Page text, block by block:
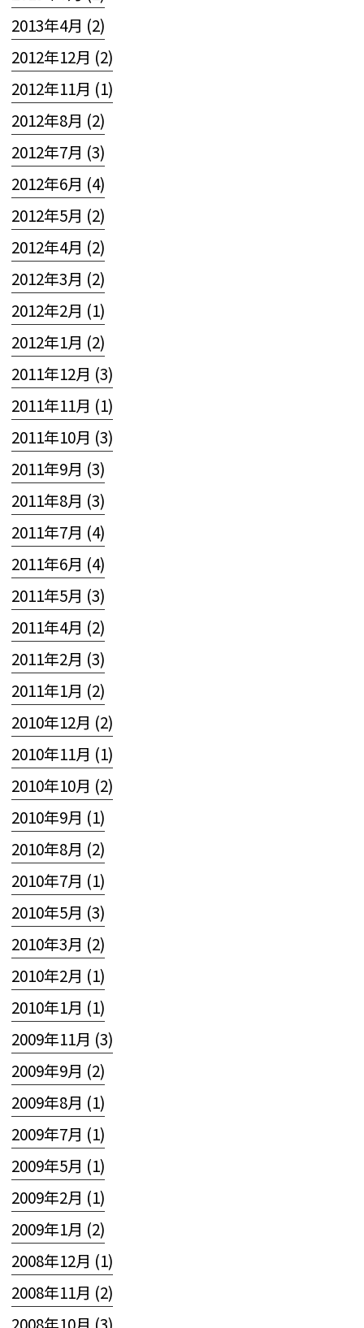
2013年4月 (2)
2012年12月 (2)
2012年11月 (1)
2012年8月 (2)
2012年7月 (3)
2012年6月 (4)
2012年5月 (2)
2012年4月 (2)
2012年3月 (2)
2012年2月 (1)
2012年1月 (2)
2011年12月 (3)
2011年11月 (1)
2011年10月 (3)
2011年9月 (3)
2011年8月 (3)
2011年7月 (4)
2011年6月 (4)
2011年5月 (3)
2011年4月 (2)
2011年2月 (3)
2011年1月 (2)
2010年12月 (2)
2010年11月 (1)
2010年10月 (2)
2010年9月 (1)
2010年8月 (2)
2010年7月 (1)
2010年5月 (3)
2010年3月 (2)
2010年2月 (1)
2010年1月 (1)
2009年11月 (3)
2009年9月 (2)
2009年8月 (1)
2009年7月 (1)
2009年5月 (1)
2009年2月 (1)
2009年1月 (2)
2008年12月 (1)
2008年11月 (2)